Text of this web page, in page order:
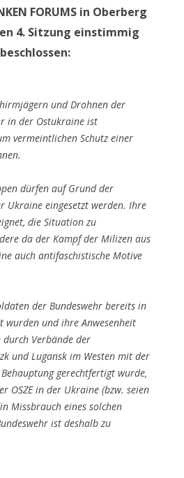
FORUMS in Oberberg
4. Sitzung einstimmig
und Drohnen der
in der Ostukraine ist
vermeintlichen Schutz einer
dürfen auf Grund der
Ukraine eingesetzt werden. Ihre
die Situation zu
da der Kampf der Milizen aus
auch antifaschistische Motive
der Bundeswehr bereits in
wurden und ihre Anwesenheit
Verbände der
und Lugansk im Westen mit der
gerechtfertigt wurde,
OSZE in der Ukraine (bzw. seien
Missbrauch eines solchen
ist deshalb zu